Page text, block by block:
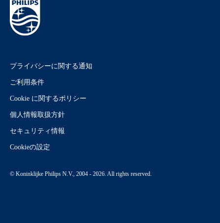
プライバシーに関する通知
ご利用条件
Cookie に関するポリシー
個人情報取扱方針
セキュリティ情報
Cookieの設定
© Koninklijke Philips N.V., 2004 - 2026. All rights reserved.